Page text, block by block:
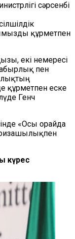
сәрсенбі
құрметпен
екі немересі
пен
құрметпен еске
Генч
«Осы орайда
күрес